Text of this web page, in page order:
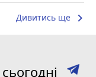
Дивитись ще keyboard_arrow_right